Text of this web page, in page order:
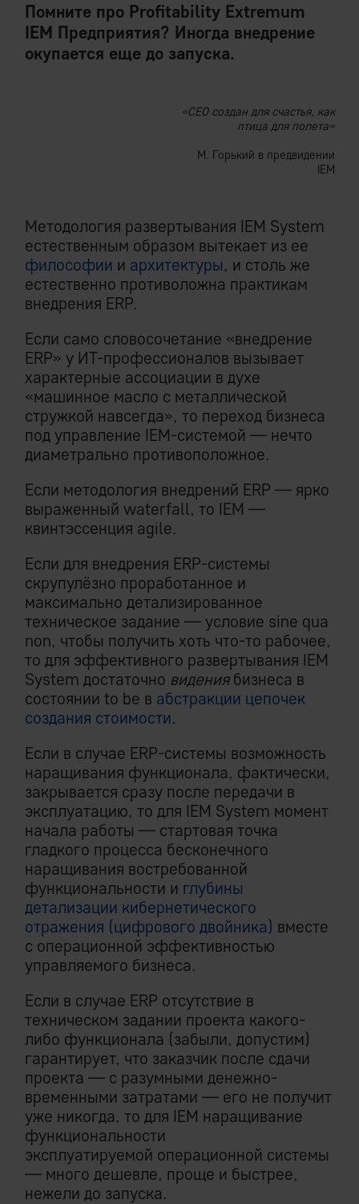
Помните про Profitability Extremum
IEM Предприятия? Иногда внедрение
окупается еще до запуска.
«CEO создан для счастья, как
птица для полета»
М. Горький в предвидении
IEM
Методология развертывания IEM System
естественным образом вытекает из ее
философии и архитектуры, и столь же
естественно противоложна практикам
внедрения ERP.
Если само словосочетание «внедрение
ERP» у ИТ-профессионалов вызывает
характерные ассоциации в духе
«машинное масло с металлической
стружкой навсегда», то переход бизнеса
под управление IEM-системой — нечто
диаметрально противоположное.
Если методология внедрений ERP — ярко
выраженный waterfall, то IEM —
квинтэссенция agile.
Если для внедрения ERP-системы
скрупулёзно проработанное и
максимально детализированное
техническое задание — условие sine qua
non, чтобы получить хоть что-то рабочее,
то для эффективного развертывания IEM
System достаточно видениябизнеса в
состоянии to be в абстракции цепочек
создания стоимости.
Если в случае ERP-системы возможность
наращивания функционала, фактически,
закрывается сразу после передачи в
эксплуатацию, то для IEM System момент
начала работы — стартовая точка
гладкого процесса бесконечного
наращивания востребованной
функциональности и глубины
детализации кибернетического
отражения (цифрового двойника) вместе
с операционной эффективностью
управляемого бизнеса.
Если в случае ERP отсутствие в
техническом задании проекта какого-
либо функционала (забыли, допустим)
гарантирует, что заказчик после сдачи
проекта — с разумными денежно-
временными затратами — его не получит
уже никогда, то для IEM наращивание
функциональности
эксплуатируемой операционной системы
— много дешевле, проще и быстрее,
нежели до запуска.